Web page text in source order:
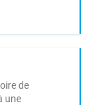
de
une